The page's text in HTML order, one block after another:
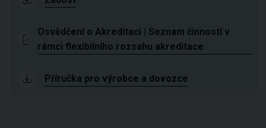
Osvědčení o Akreditaci | Seznam činností v
rámci flexibilního rozsahu akreditace
Příručka pro výrobce a dovozce